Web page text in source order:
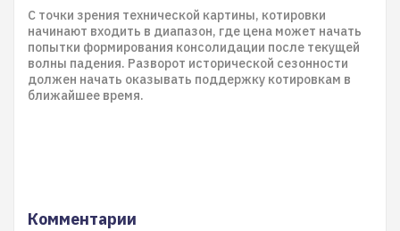
С точки зрения технической картины, котировки
начинают входить в диапазон, где цена может начать
попытки формирования консолидации после текущей
волны падения. Разворот исторической сезонности
должен начать оказывать поддержку котировкам в
ближайшее время.
Комментарии